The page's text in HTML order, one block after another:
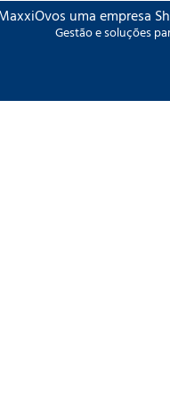
uma empresa
Gestão e soluções